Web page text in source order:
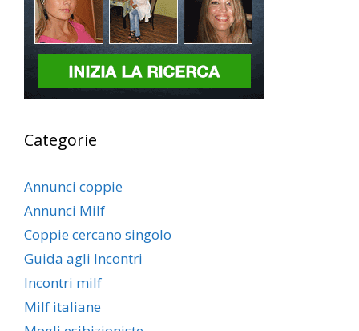
Categorie
Annunci coppie
Annunci Milf
Coppie cercano singolo
Guida agli Incontri
Incontri milf
Milf italiane